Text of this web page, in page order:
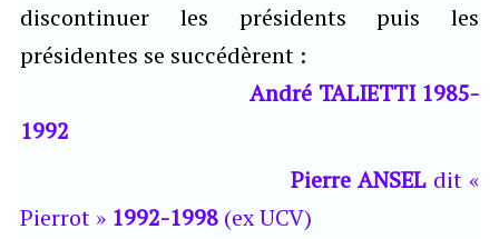
discontinuer les présidents puis les
présidentes se succédèrent :
André TALIETTI 1985-
1992
Pierre ANSELdit «
Pierrot » 1992-1998 (ex UCV)